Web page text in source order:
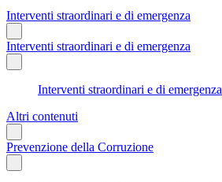
Interventi straordinari e di emergenza
Interventi straordinari e di emergenza
Interventi straordinari e di emergenza
Altri contenuti
Prevenzione della Corruzione